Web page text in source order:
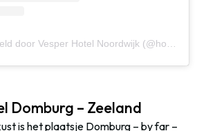
Domburg – Zeeland
is het plaatsje Domburg – by far –